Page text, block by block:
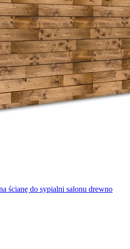
ścianę do sypialni salonu drewno